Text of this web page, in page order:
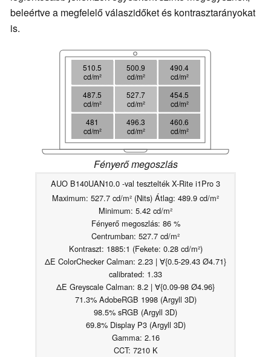
beleértve a megfelelő válaszidőket és kontrasztarányokat
is.
510.5
cd/m²
500.9
cd/m²
490.4
cd/m²
487.5
cd/m²
527.7
cd/m²
454.5
cd/m²
481
cd/m²
496.3
cd/m²
460.6
cd/m²
Fényerő megoszlás
AUO B140UAN10.0 -val tesztelték X-Rite i1Pro 3
Maximum: 527.7 cd/m² (Nits) Átlag: 489.9 cd/m²
Minimum: 5.42 cd/m²
Fényerő megoszlás: 86 %
Centrumban: 527.7 cd/m²
Kontraszt: 1885:1 (Fekete: 0.28 cd/m²)
ΔE ColorChecker Calman: 2.23 | ∀{0.5-29.43 Ø4.71}
calibrated: 1.33
ΔE Greyscale Calman: 8.2 | ∀{0.09-98 Ø4.96}
71.3% AdobeRGB 1998 (Argyll 3D)
98.5% sRGB (Argyll 3D)
69.8% Display P3 (Argyll 3D)
Gamma: 2.16
CCT: 7210 K